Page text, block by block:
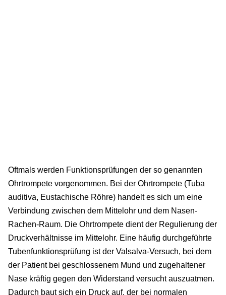
Oftmals werden Funktionsprüfungen der so genannten
Ohrtrompete vorgenommen. Bei der Ohrtrompete (Tuba
auditiva, Eustachische Röhre) handelt es sich um eine
Verbindung zwischen dem Mittelohr und dem Nasen-
Rachen-Raum. Die Ohrtrompete dient der Regulierung der
Druckverhältnisse im Mittelohr. Eine häufig durchgeführte
Tubenfunktionsprüfung ist der Valsalva-Versuch, bei dem
der Patient bei geschlossenem Mund und zugehaltener
Nase kräftig gegen den Widerstand versucht auszuatmen.
Dadurch baut sich ein Druck auf, der bei normalen